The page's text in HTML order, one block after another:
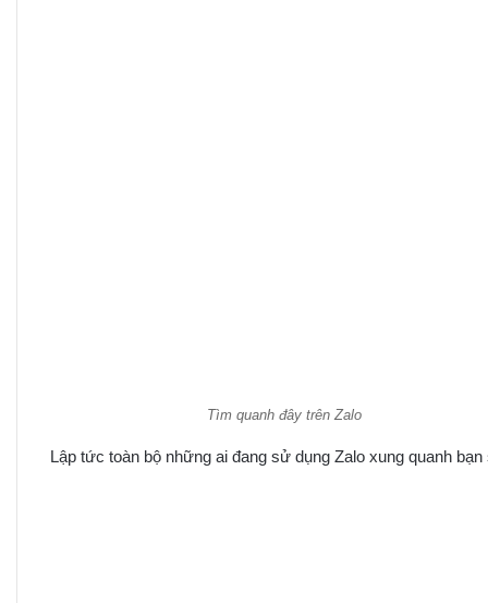
Tìm quanh đây trên Zalo
Lập tức toàn bộ những ai đang sử dụng Zalo xung quanh